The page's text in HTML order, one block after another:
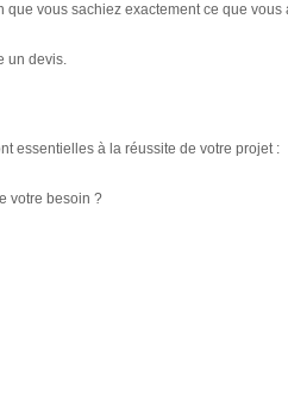
vous sachiez exactement ce que vous
un devis.
essentielles à la réussite de votre projet :
votre besoin ?